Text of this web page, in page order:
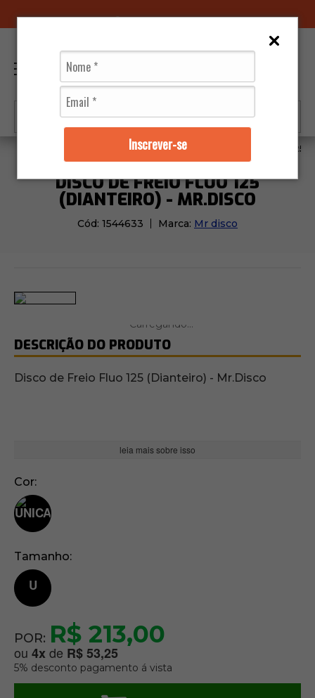
Inscrever-se
Disco de Freio Disco de Freio Fluo 125
DISCO DE FREIO FLUO 125
(DIANTEIRO) - MR.DISCO
Cód: 1544633 Marca: Mr disco
DESCRIÇÃO DO PRODUTO
Disco de Freio Fluo 125 (Dianteiro) - Mr.Disco
leia mais sobre isso
Cor
Tamanho
U
POR: R$ 213,00
ou 4xde R$ 53,25
5% desconto pagamento á vista